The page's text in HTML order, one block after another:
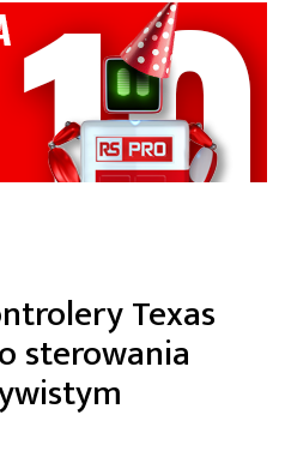
Texas
sterowania